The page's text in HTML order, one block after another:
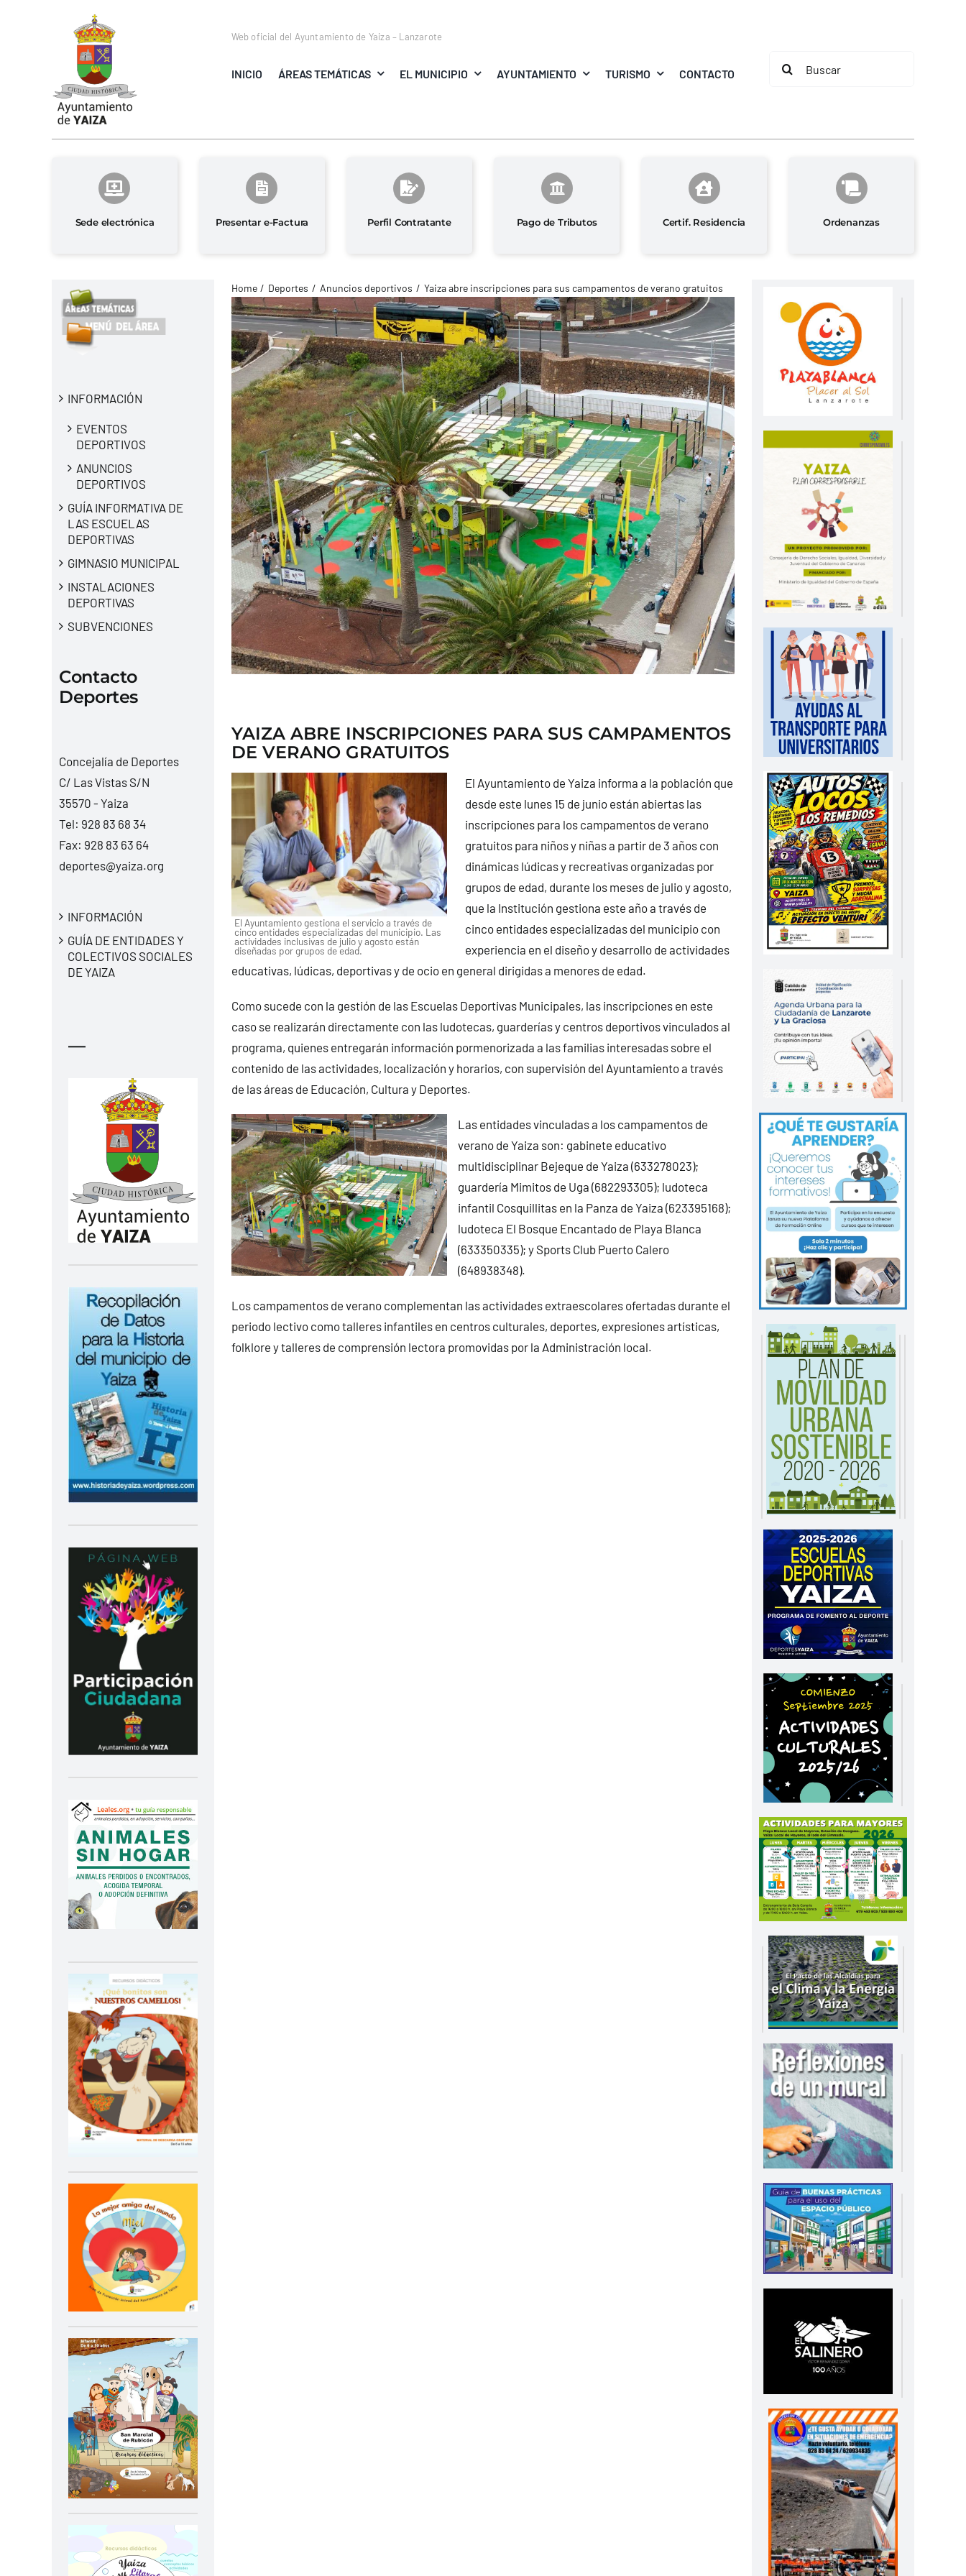
Web oficial del Ayuntamiento de Yaiza – Lanzarote
INICIO ÁREAS TEMÁTICAS EL MUNICIPIO AYUNTAMIENTO TURISMO CONTACTO
Buscar:
Sede electrónica Presentar e-Factura Perfil Contratante Pago de Tributos Certif. Residencia Ordenanzas
INFORMACIÓN
EVENTOS
DEPORTIVOS
ANUNCIOS
DEPORTIVOS
GUÍA INFORMATIVA DE
LAS ESCUELAS
DEPORTIVAS
GIMNASIO MUNICIPAL
INSTALACIONES
DEPORTIVAS
SUBVENCIONES
Contacto
Deportes
Concejalía de Deportes
C/ Las Vistas S/N
35570 - Yaiza
Tel: 928 83 68 34
Fax: 928 83 63 64
deportes@yaiza.org
INFORMACIÓN
GUÍA DE ENTIDADES Y
COLECTIVOS SOCIALES
DE YAIZA
—
Home Deportes Anuncios deportivos Yaiza abre inscripciones para sus campamentos de verano gratuitos
YAIZA ABRE INSCRIPCIONES PARA SUS CAMPAMENTOS
DE VERANO GRATUITOS
El Ayuntamiento gestiona el servicio a través de
cinco entidades especializadas del municipio. Las
actividades inclusivas de julio y agosto están
diseñadas por grupos de edad.
El Ayuntamiento de Yaiza informa a la población que
desde este lunes 15 de junio están abiertas las
inscripciones para los campamentos de verano
gratuitos para niños y niñas a partir de 3 años con
dinámicas lúdicas y recreativas organizadas por
grupos de edad, durante los meses de julio y agosto,
que la Institución gestiona este año a través de
cinco entidades especializadas del municipio con
experiencia en el diseño y desarrollo de actividades
educativas, lúdicas, deportivas y de ocio en general dirigidas a menores de edad.
Como sucede con la gestión de las Escuelas Deportivas Municipales, las inscripciones en este
caso se realizarán directamente con las ludotecas, guarderías y centros deportivos vinculados al
programa, quienes entregarán información pormenorizada a las familias interesadas sobre el
contenido de las actividades, localización y horarios, con supervisión del Ayuntamiento a través
de las áreas de Educación, Cultura y Deportes.
Las entidades vinculadas a los campamentos de
verano de Yaiza son: gabinete educativo
multidisciplinar Bejeque de Yaiza (633278023);
guardería Mimitos de Uga (682293305); ludoteca
infantil Cosquillitas en la Panza de Yaiza (623395168);
ludoteca El Bosque Encantado de Playa Blanca
(633350335); y Sports Club Puerto Calero
(648938348).
Los campamentos de verano complementan las actividades extraescolares ofertadas durante el
periodo lectivo como talleres infantiles en centros culturales, deportes, expresiones artísticas,
folklore y talleres de comprensión lectora promovidas por la Administración local.